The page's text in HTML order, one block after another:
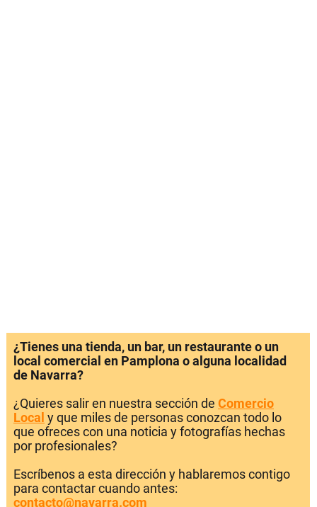
¿Tienes una tienda, un bar, un restaurante o un
local comercial en Pamplona o alguna localidad
de Navarra?
¿Quieres salir en nuestra sección de Comercio
Local y que miles de personas conozcan todo lo
que ofreces con una noticia y fotografías hechas
por profesionales?
Escríbenos a esta dirección y hablaremos contigo
para contactar cuando antes:
contacto@navarra.com